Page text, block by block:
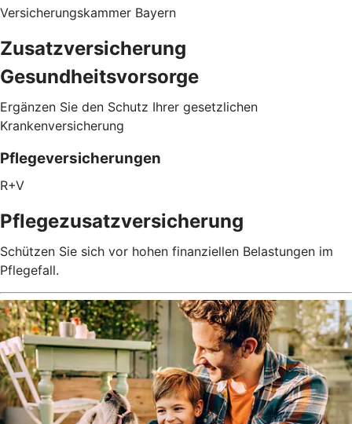
Versicherungskammer Bayern
Zusatzversicherung
Gesundheitsvorsorge
Ergänzen Sie den Schutz Ihrer gesetzlichen
Krankenversicherung
Pflegeversicherungen
R+V
Pflegezusatz­versicherung
Schützen Sie sich vor hohen finanziellen Belastungen im
Pflegefall.